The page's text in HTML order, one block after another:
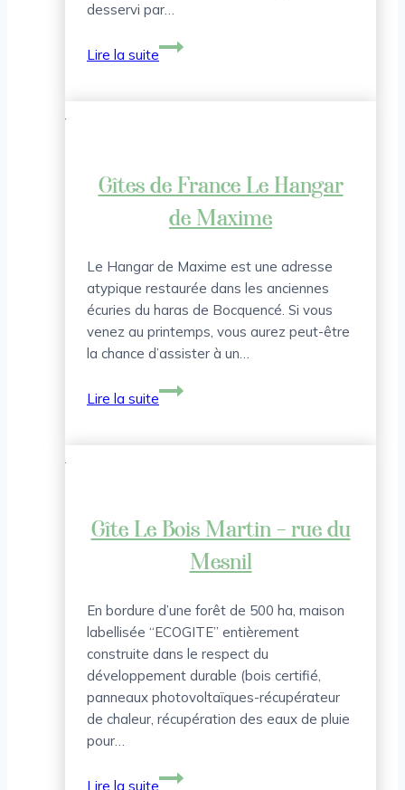
desservi par…
Lire la suite
Gîte
L’Orangerie
Galerie
Gîtes de France Le Hangar
de Maxime
Le Hangar de Maxime est une adresse
atypique restaurée dans les anciennes
écuries du haras de Bocquencé. Si vous
venez au printemps, vous aurez peut-être
la chance d’assister à un…
Lire la suite
Gîtes
de
Maxime
Gîte Le Bois Martin – rue du
Mesnil
En bordure d’une forêt de 500 ha, maison
labellisée “ECOGITE” entièrement
construite dans le respect du
développement durable (bois certifié,
panneaux photovoltaïques-récupérateur
de chaleur, récupération des eaux de pluie
pour…
Lire la suite
Gîte